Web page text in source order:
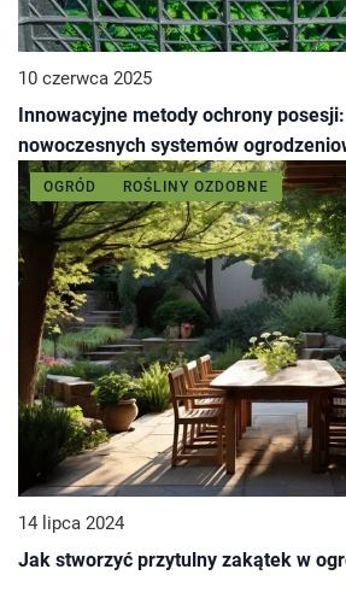
10 czerwca 2025
Innowacyjne metody ochrony
nowoczesnych systemów
OGRÓD ROŚLINY OZDOBNE
14 lipca 2024
Jak stworzyć przytulny zakątek w